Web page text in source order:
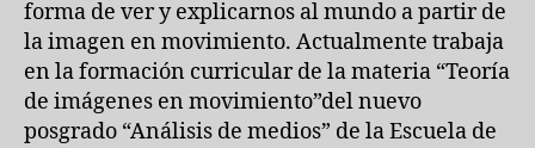
forma de ver y explicarnos al mundo a partir de
la imagen en movimiento. Actualmente trabaja
en la formación curricular de la materia “Teoría
de imágenes en movimiento”del nuevo
posgrado “Análisis de medios” de la Escuela de